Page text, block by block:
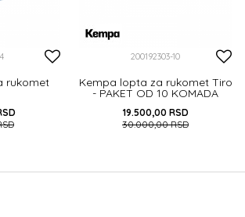
rukomet
200192303-10
Kempa lopta za rukomet Tiro
- PAKET OD 10 KOMADA
19.500,00 RSD
30.000,00RSD